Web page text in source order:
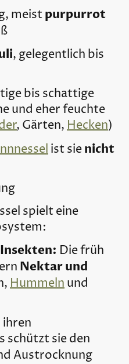
meistpurpurrot
, gelegentlich bis
bis schattige
und eher feuchte
, Gärten,Hecken)
ist sienicht
spielt eine
Die früh
Nektar und
Hummelnund
ihren
schützt sie den
Austrocknung